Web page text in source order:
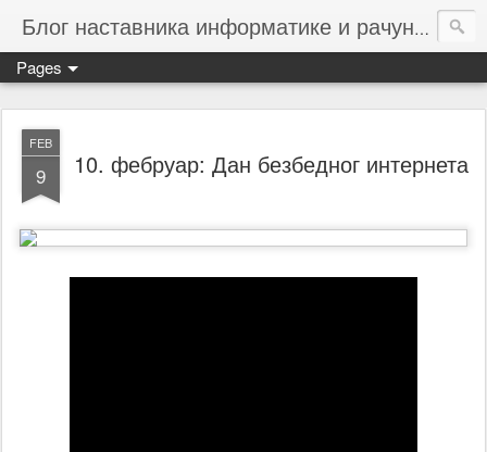
Блог наставника информатике и рачунарства ОШ ХРШ
Pages
FEB
9 10. фебруар: Дан безбедног интернета